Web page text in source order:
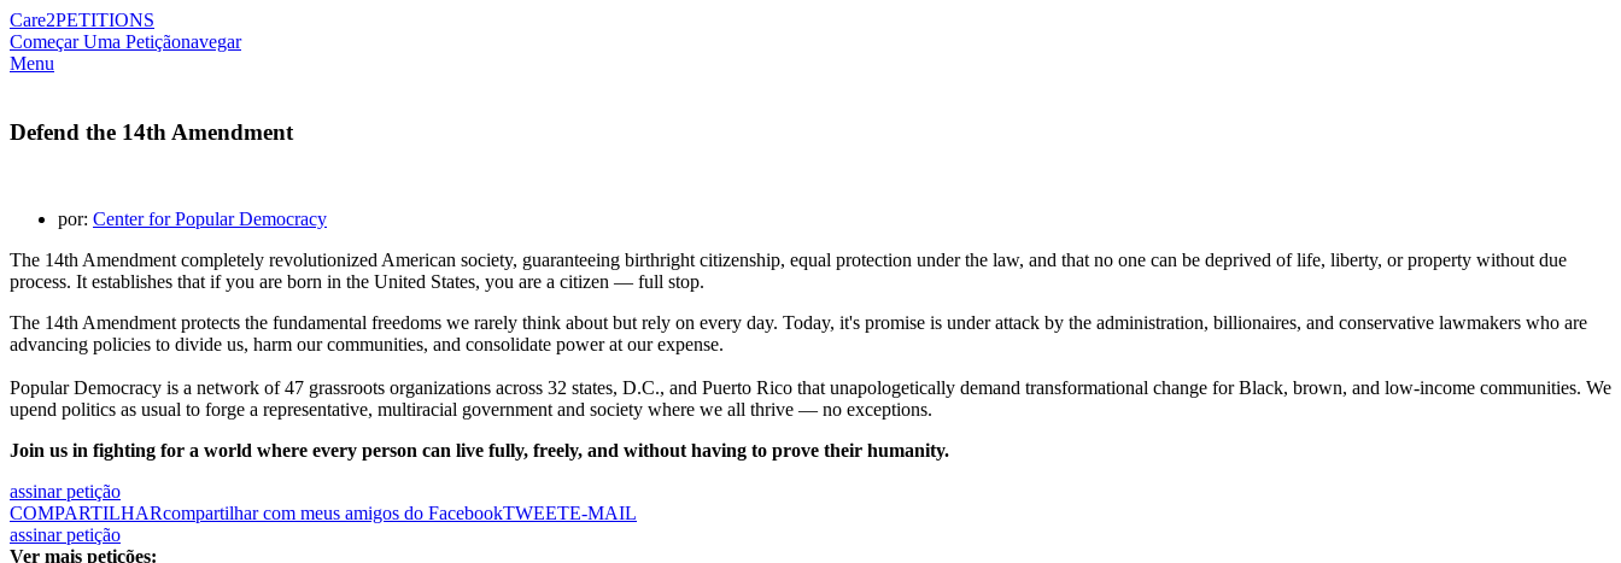
Care2PETITIONS
Começar Uma Petiçãonavegar
Menu
Defend the 14th Amendment
por: Center for Popular Democracy
The 14th Amendment completely revolutionized American society, guaranteeing birthright citizenship, equal protection under the law, and that no one can be deprived of life, liberty, or property without due
process. It establishes that if you are born in the United States, you are a citizen — full stop.
The 14th Amendment protects the fundamental freedoms we rarely think about but rely on every day. Today, it's promise is under attack by the administration, billionaires, and conservative lawmakers who are
advancing policies to divide us, harm our communities, and consolidate power at our expense.
Popular Democracy is a network of47 grassroots organizations across 32 states, D.C., and Puerto Rico that unapologetically demand transformational change for Black, brown, and low-income communities. We
upend politics as usual to forge a representative, multiracial government and society where we all thrive — no exceptions.
Join us in fighting for a world where every person can live fully, freely, and without having to prove their humanity.
assinar petição
COMPARTILHARcompartilhar com meus amigos do FacebookTWEETE-MAIL
assinar petição
Ver mais petições: